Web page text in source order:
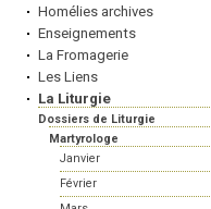
Homélies archives
Enseignements
La Fromagerie
Les Liens
La Liturgie
Dossiers de Liturgie
Martyrologe
Janvier
Février